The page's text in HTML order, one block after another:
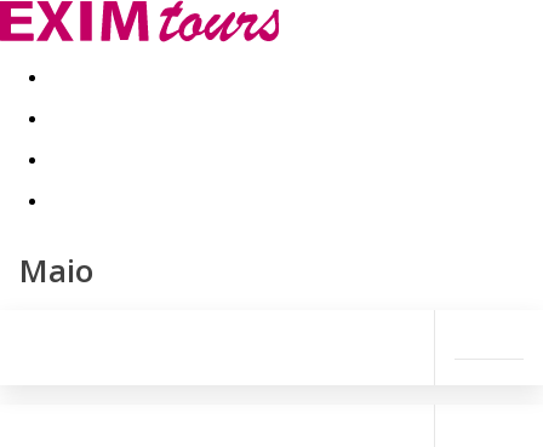
Akční nabídky Last minute
Maio